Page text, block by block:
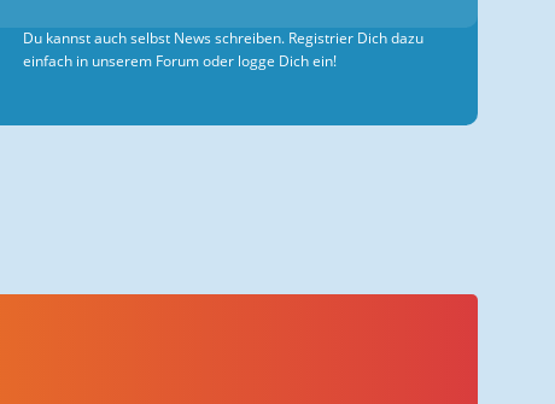
Du kannst auch selbst News schreiben. Registrier Dich dazu
einfach in unserem Forum oder logge Dich ein!